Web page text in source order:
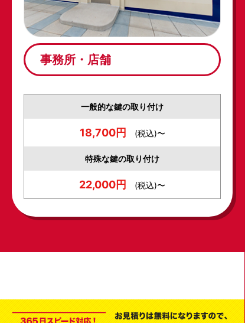
事務所・店舗
一般的な鍵の取り付け
18,700円 (税込)〜
特殊な鍵の取り付け
22,000円 (税込)〜